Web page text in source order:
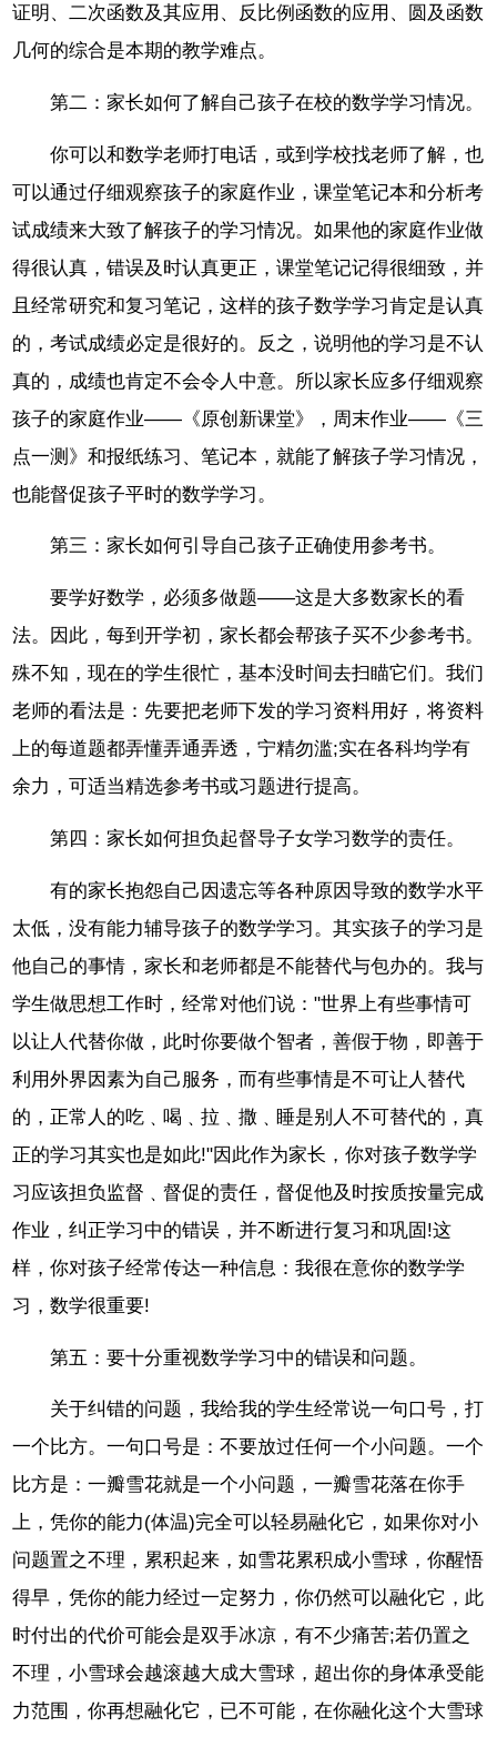
证明、二次函数及其应用、反比例函数的应用、圆及函数
几何的综合是本期的教学难点。
第二：家长如何了解自己孩子在校的数学学习情况。
你可以和数学老师打电话，或到学校找老师了解，也
可以通过仔细观察孩子的家庭作业，课堂笔记本和分析考
试成绩来大致了解孩子的学习情况。如果他的家庭作业做
得很认真，错误及时认真更正，课堂笔记记得很细致，并
且经常研究和复习笔记，这样的孩子数学学习肯定是认真
的，考试成绩必定是很好的。反之，说明他的学习是不认
真的，成绩也肯定不会令人中意。所以家长应多仔细观察
孩子的家庭作业——《原创新课堂》，周末作业——《三
点一测》和报纸练习、笔记本，就能了解孩子学习情况，
也能督促孩子平时的数学学习。
第三：家长如何引导自己孩子正确使用参考书。
要学好数学，必须多做题——这是大多数家长的看
法。因此，每到开学初，家长都会帮孩子买不少参考书。
殊不知，现在的学生很忙，基本没时间去扫瞄它们。我们
老师的看法是：先要把老师下发的学习资料用好，将资料
上的每道题都弄懂弄通弄透，宁精勿滥;实在各科均学有
余力，可适当精选参考书或习题进行提高。
第四：家长如何担负起督导子女学习数学的责任。
有的家长抱怨自己因遗忘等各种原因导致的数学水平
太低，没有能力辅导孩子的数学学习。其实孩子的学习是
他自己的事情，家长和老师都是不能替代与包办的。我与
学生做思想工作时，经常对他们说："世界上有些事情可
以让人代替你做，此时你要做个智者，善假于物，即善于
利用外界因素为自己服务，而有些事情是不可让人替代
的，正常人的吃﹑喝﹑拉﹑撒﹑睡是别人不可替代的，真
正的学习其实也是如此!"因此作为家长，你对孩子数学学
习应该担负监督﹑督促的责任，督促他及时按质按量完成
作业，纠正学习中的错误，并不断进行复习和巩固!这
样，你对孩子经常传达一种信息：我很在意你的数学学
习，数学很重要!
第五：要十分重视数学学习中的错误和问题。
关于纠错的问题，我给我的学生经常说一句口号，打
一个比方。一句口号是：不要放过任何一个小问题。一个
比方是：一瓣雪花就是一个小问题，一瓣雪花落在你手
上，凭你的能力(体温)完全可以轻易融化它，如果你对小
问题置之不理，累积起来，如雪花累积成小雪球，你醒悟
得早，凭你的能力经过一定努力，你仍然可以融化它，此
时付出的代价可能会是双手冰凉，有不少痛苦;若仍置之
不理，小雪球会越滚越大成大雪球，超出你的身体承受能
力范围，你再想融化它，已不可能，在你融化这个大雪球